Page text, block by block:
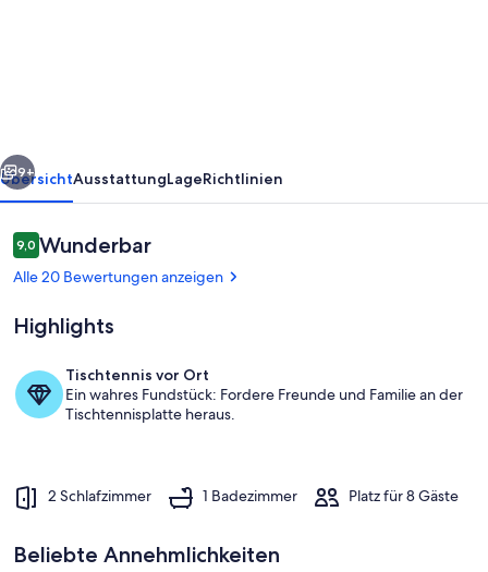
Neuseenland!
Weiter
9+
ÜbersichtAusstattungLageRichtlinien
Bewertungen
9,09,0 von 10.
Wunderbar
Alle 20 Bewertungen anzeigen
Highlights
Tischtennis vor Ort
Ein wahres Fundstück: Fordere Freunde und Familie an der
Tischtennisplatte heraus.
2 Schlafzimmer 1 Badezimmer Platz für 8 Gäste
Beliebte Annehmlichkeiten